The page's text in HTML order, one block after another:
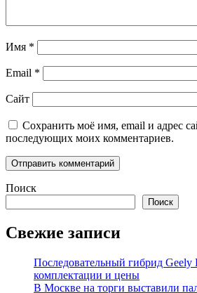
Имя *
Email *
Сайт
Сохранить моё имя, email и адрес
последующих моих комментариев.
Поиск
Поиск
Свежие записи
Последовательный гибрид
комплектации и цены
В Москве на торги выставили